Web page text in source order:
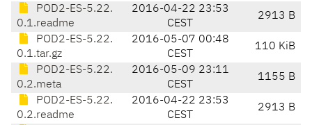
POD2-ES-5.22.
0.1.readme
2016-04-22 23:53
CEST
2913 B
POD2-ES-5.22.
0.1.tar.gz
2016-05-07 00:48
CEST
110 KiB
POD2-ES-5.22.
0.2.meta
2016-05-09 23:11
CEST
1155 B
POD2-ES-5.22.
0.2.readme
2016-04-22 23:53
CEST
2913 B